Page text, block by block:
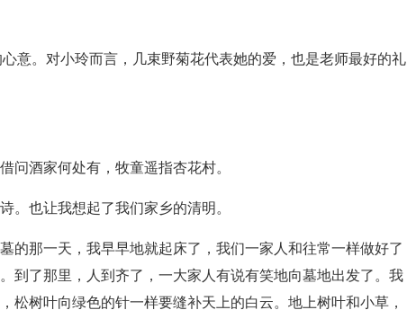
意。对小玲而言，几束野菊花代表她的爱，也是老师最好的礼
问酒家何处有，牧童遥指杏花村。
。也让我想起了我们家乡的清明。
的那一天，我早早地就起床了，我们一家人和往常一样做好了
到了那里，人到齐了，一大家人有说有笑地向墓地出发了。我
松树叶向绿色的针一样要缝补天上的白云。地上树叶和小草，